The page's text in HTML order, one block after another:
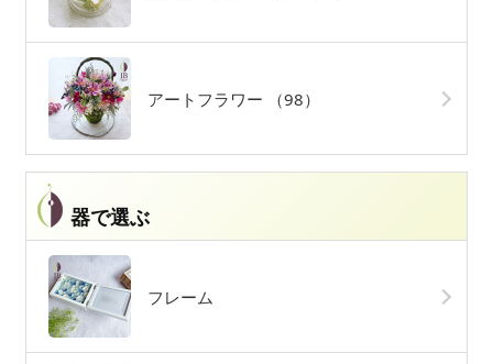
アートフラワー （98）
器で選ぶ
フレーム